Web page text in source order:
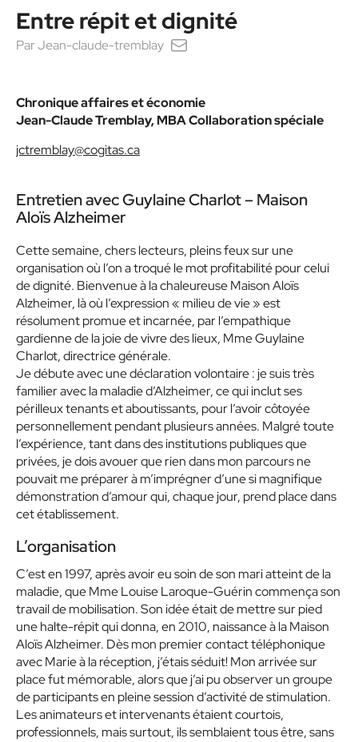
Entre répit et dignité
ParJean-claude-tremblay
Chronique affaires et économie
Jean-Claude Tremblay, MBA Collaboration spéciale
jctremblay@cogitas.ca
Entretien avec Guylaine Charlot – Maison
Aloïs Alzheimer
Cette semaine, chers lecteurs, pleins feux sur une
organisation où l’on a troqué le mot profitabilité pour celui
de dignité. Bienvenue à la chaleureuse Maison Aloïs
Alzheimer, là où l’expression « milieu de vie » est
résolument promue et incarnée, par l’empathique
gardienne de la joie de vivre des lieux, Mme Guylaine
Charlot, directrice générale.
Je débute avec une déclaration volontaire : je suis très
familier avec la maladie d’Alzheimer, ce qui inclut ses
périlleux tenants et aboutissants, pour l’avoir côtoyée
personnellement pendant plusieurs années. Malgré toute
l’expérience, tant dans des institutions publiques que
privées, je dois avouer que rien dans mon parcours ne
pouvait me préparer à m’imprégner d’une si magnifique
démonstration d’amour qui, chaque jour, prend place dans
cet établissement.
L’organisation
C’est en 1997, après avoir eu soin de son mari atteint de la
maladie, que Mme Louise Laroque-Guérin commença son
travail de mobilisation. Son idée était de mettre sur pied
une halte-répit qui donna, en 2010, naissance à la Maison
Aloïs Alzheimer. Dès mon premier contact téléphonique
avec Marie à la réception, j’étais séduit! Mon arrivée sur
place fut mémorable, alors que j’ai pu observer un groupe
de participants en pleine session d’activité de stimulation.
Les animateurs et intervenants étaient courtois,
professionnels, mais surtout, ils semblaient tous être, sans